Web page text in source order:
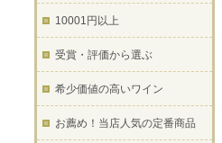
10001円以上
受賞・評価から選ぶ
希少価値の高いワイン
お薦め！当店人気の定番商品